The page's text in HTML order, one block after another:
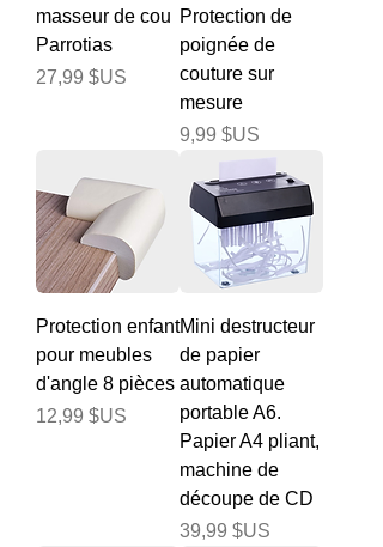
masseur de cou
Parrotias
Prix
27,99 $US
Protection de
poignée de
couture sur
mesure
Prix
9,99 $US
Protection enfant
pour meubles
d'angle 8 pièces
Prix
12,99 $US
Mini destructeur
de papier
automatique
portable A6.
Papier A4 pliant,
machine de
découpe de CD
Prix
39,99 $US